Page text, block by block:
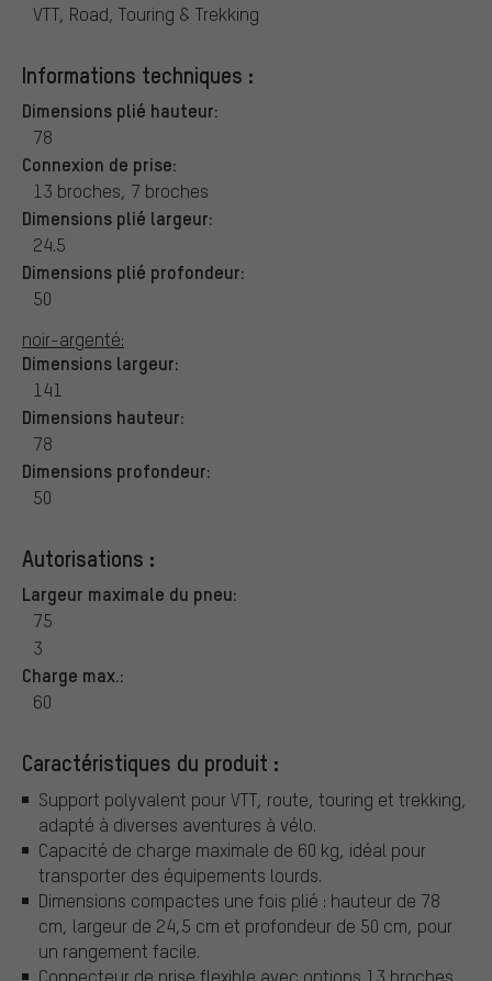
VTT, Road, Touring & Trekking
Informations techniques :
Dimensions plié hauteur:
78
Connexion de prise:
13 broches, 7 broches
Dimensions plié largeur:
24.5
Dimensions plié profondeur:
50
noir-argenté:
Dimensions largeur:
141
Dimensions hauteur:
78
Dimensions profondeur:
50
Autorisations :
Largeur maximale du pneu:
75
3
Charge max.:
60
Caractéristiques du produit :
Support polyvalent pour VTT, route, touring et trekking,
adapté à diverses aventures à vélo.
Capacité de charge maximale de 60 kg, idéal pour
transporter des équipements lourds.
Dimensions compactes une fois plié : hauteur de 78
cm, largeur de 24,5 cm et profondeur de 50 cm, pour
un rangement facile.
Connecteur de prise flexible avec options 13 broches